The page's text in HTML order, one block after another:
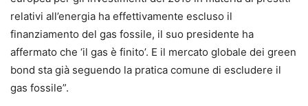
relativi all’energia ha effettivamente escluso il
finanziamento del gas fossile, il suo presidente ha
affermato che ‘il gas è finito’. E il mercato globale dei green
bond sta già seguendo la pratica comune di escludere il
gas fossile”.